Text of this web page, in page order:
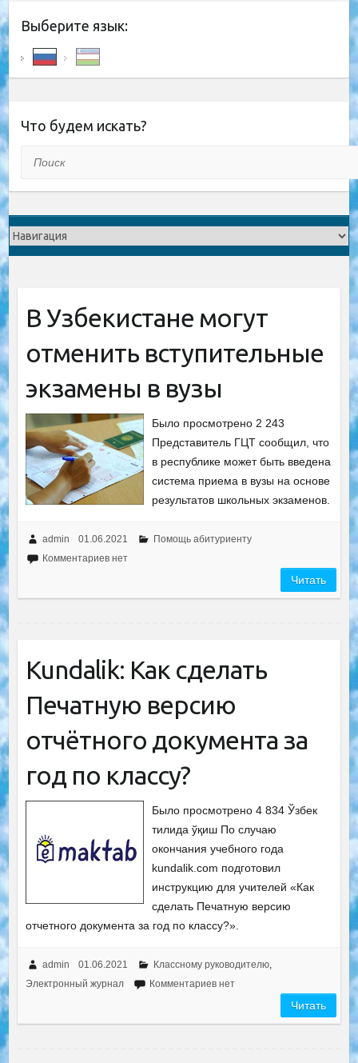
Выберите язык:
Что будем искать?
В Узбекистане могут
отменить вступительные
экзамены в вузы
Было просмотрено 2 243
Представитель ГЦТ сообщил, что
в республике может быть введена
система приема в вузы на основе
результатов школьных экзаменов.
admin 01.06.2021
Помощь абитуриенту
Комментариев нет
Читать
Kundalik: Как сделать
Печатную версию
отчётного документа за
год по классу?
Было просмотрено 4 834 Ўзбек
тилида ўқиш По случаю
окончания учебного года
kundalik.com подготовил
инструкцию для учителей «Как
сделать Печатную версию
отчетного документа за год по классу?».
admin 01.06.2021 Классному руководителю,
Электронный журнал
Комментариев нет
Читать